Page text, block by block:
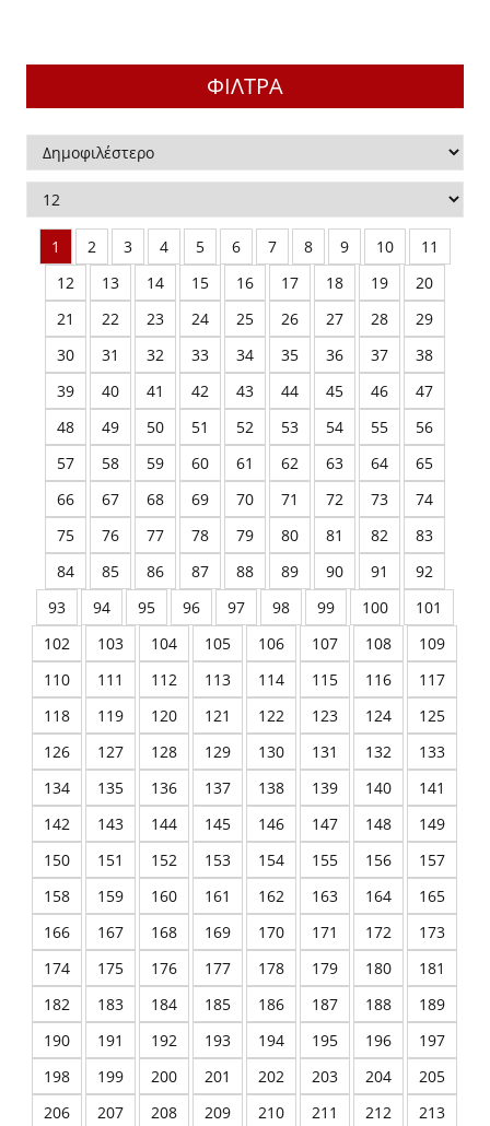
"ΗΩΣ"
"ΕΛΛΗΝΙΚΗ ΔΗΜΙΟΥΡΓΙΑ"
- ΜΑΡΤΥΡΙΕΣ
ΒΟΗΘΗΜΑΤΑ
ΕΛΛΗΝΕΣ ΚΛΑΣΙΚΟΙ / ΣΤΕΡΕΟΤΥΠΕΣ
ΣΥΓΓΡΑΦΕΙΣ / ΣΤΕΡΕΟΤΥΠΕΣ ΕΚΔΟΣΕΙΣ
ΟΙΚΟΝΟΜΙΑ
ΒΙΒΛΙΑ
ΗΜΕΡΟΛΟΓΙΑ
ΧΡΟΝΟΣ ΚΑΙ ΧΟΜΠΙ
ΦΙΛΤΡΑ
1 2 3 4 5 6 7 8 9 10
11
12
13 14 15 16 17 18 19
20
21
22 23 24 25 26 27 28
29
30
31 32 33 34 35 36 37
38
39
40 41 42 43 44 45 46
47
48
49 50 51 52 53 54 55
56
57
58 59 60 61 62 63 64
65
66
67 68 69 70 71 72 73
74
75
76 77 78 79 80 81 82
83
84
85 86 87 88 89 90 91
92
93
94 95 96 97 98 99 100
101
102
103 104 105 106 107 108
109
110
111 112 113 114 115 116
117
118
119 120 121 122 123 124
125
126
127 128 129 130 131 132
133
134
135 136 137 138 139 140
141
142
143 144 145 146 147 148
149
150
151 152 153 154 155 156
157
158
159 160 161 162 163 164
165
166
167 168 169 170 171 172
173
174
175 176 177 178 179 180
181
182
183 184 185 186 187 188
189
190
191 192 193 194 195 196
197
198
199 200 201 202 203 204
205
206
207 208 209 210 211 212
213